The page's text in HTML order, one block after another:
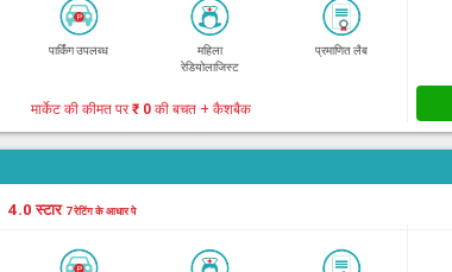
पार्किंग उपलब्ध
महिला
रेडियोलाजिस्ट
प्रमाणित लैब
मार्केट की कीमत पर₹ 0 की बचत + कैशबैक
4.0 स्टार 7 रेटिंग के आधार पे